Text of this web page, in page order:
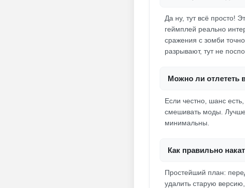
Да ну, тут всё просто!
геймплей реально
сражения с зомби
разрывают, тут не
Можно ли отлететь
Если честно, шанс
смешивать моды.
минимальны.
Как правильно
Простейший план:
удалить старую